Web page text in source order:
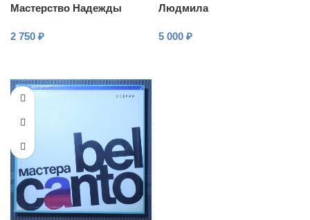
Мастерство Надежды
2 750 ₽
Людмила
5 000 ₽